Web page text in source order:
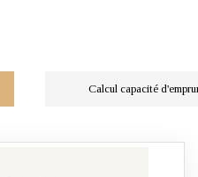
Calcul capacité